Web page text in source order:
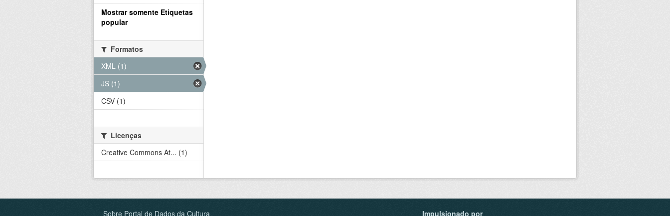
Mostrar somente Etiquetas
popular
Formatos
XML (1)
JS (1)
CSV (1)
Licenças
Creative Commons At... (1)
Sobre Portal de Dados da Cultura Impulsionado por